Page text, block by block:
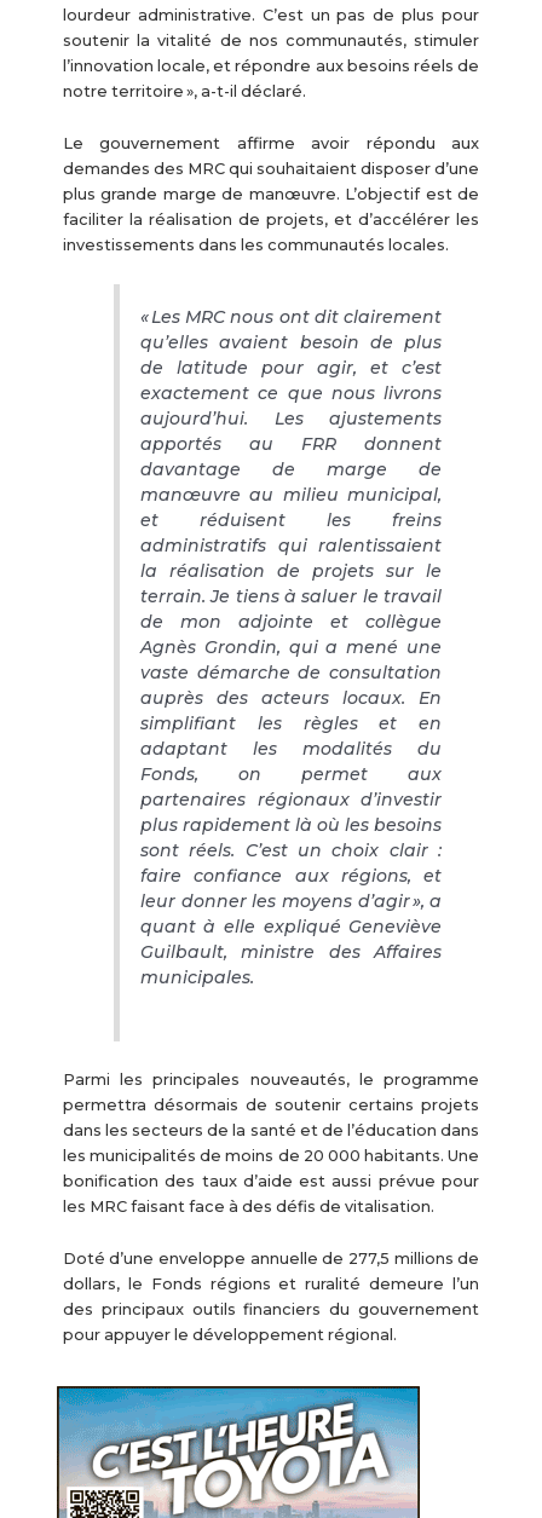
lourdeur administrative. C’est un pas de plus pour
soutenir la vitalité de nos communautés, stimuler
l’innovation locale, et répondre aux besoins réels de
notre territoire », a-t-il déclaré.
Le gouvernement affirme avoir répondu aux
demandes des MRC qui souhaitaient disposer d’une
plus grande marge de manœuvre. L’objectif est de
faciliter la réalisation de projets, et d’accélérer les
investissements dans les communautés locales.
« Les MRC nous ont dit clairement
qu’elles avaient besoin de plus
de latitude pour agir, et c’est
exactement ce que nous livrons
aujourd’hui. Les ajustements
apportés au FRR donnent
davantage de marge de
manœuvre au milieu municipal,
et réduisent les freins
administratifs qui ralentissaient
la réalisation de projets sur le
terrain. Je tiens à saluer le travail
de mon adjointe et collègue
Agnès Grondin, qui a mené une
vaste démarche de consultation
auprès des acteurs locaux. En
simplifiant les règles et en
adaptant les modalités du
Fonds, on permet aux
partenaires régionaux d’investir
plus rapidement là où les besoins
sont réels. C’est un choix clair :
faire confiance aux régions, et
leur donner les moyens d’agir », a
quant à elle expliqué Geneviève
Guilbault, ministre des Affaires
municipales.
Parmi les principales nouveautés, le programme
permettra désormais de soutenir certains projets
dans les secteurs de la santé et de l’éducation dans
les municipalités de moins de 20 000 habitants. Une
bonification des taux d’aide est aussi prévue pour
les MRC faisant face à des défis de vitalisation.
Doté d’une enveloppe annuelle de 277,5 millions de
dollars, le Fonds régions et ruralité demeure l’un
des principaux outils financiers du gouvernement
pour appuyer le développement régional.